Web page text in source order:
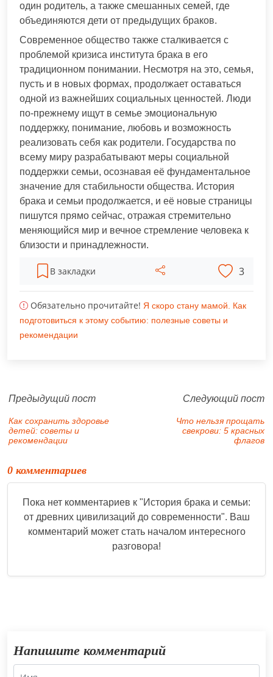
один родитель, а также смешанных семей, где
объединяются дети от предыдущих браков.
Современное общество также сталкивается с
проблемой кризиса института брака в его
традиционном понимании. Несмотря на это, семья,
пусть и в новых формах, продолжает оставаться
одной из важнейших социальных ценностей. Люди
по-прежнему ищут в семье эмоциональную
поддержку, понимание, любовь и возможность
реализовать себя как родители. Государства по
всему миру разрабатывают меры социальной
поддержки семьи, осознавая её фундаментальное
значение для стабильности общества. История
брака и семьи продолжается, и её новые страницы
пишутся прямо сейчас, отражая стремительно
меняющийся мир и вечное стремление человека к
близости и принадлежности.
В закладки 3
Обязательно прочитайте! Я скоро стану мамой. Как
подготовиться к этому событию: полезные советы и
рекомендации
Предыдущий пост
Как сохранить здоровье
детей: советы и
рекомендации
Следующий пост
Что нельзя прощать
свекрови: 5 красных
флагов
0 комментариев
Пока нет комментариев к "История брака и семьи:
от древних цивилизаций до современности". Ваш
комментарий может стать началом интересного
разговора!
Напишите комментарий